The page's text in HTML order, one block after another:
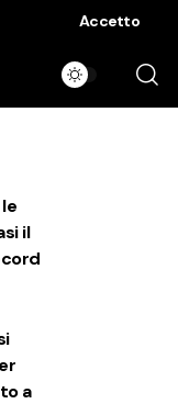
Accetto
il
a